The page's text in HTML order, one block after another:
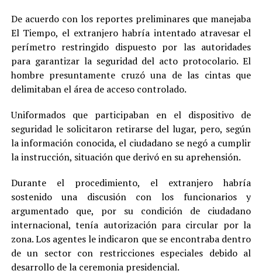
De acuerdo con los reportes preliminares que manejaba
El Tiempo, el extranjero habría intentado atravesar el
perímetro restringido dispuesto por las autoridades
para garantizar la seguridad del acto protocolario. El
hombre presuntamente cruzó una de las cintas que
delimitaban el área de acceso controlado.
Uniformados que participaban en el dispositivo de
seguridad le solicitaron retirarse del lugar, pero, según
la información conocida, el ciudadano se negó a cumplir
la instrucción, situación que derivó en su aprehensión.
Durante el procedimiento, el extranjero habría
sostenido una discusión con los funcionarios y
argumentado que, por su condición de ciudadano
internacional, tenía autorización para circular por la
zona. Los agentes le indicaron que se encontraba dentro
de un sector con restricciones especiales debido al
desarrollo de la ceremonia presidencial.